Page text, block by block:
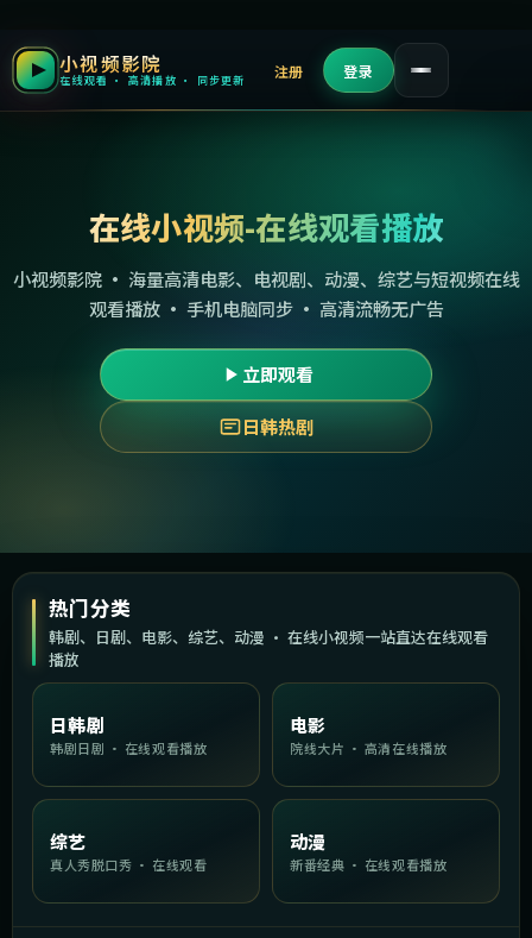
小视频影院
在线观看 · 高清播放 · 同步更新 注册 登录
在线小视频-在线观看播放
小视频影院 · 海量高清电影、电视剧、动漫、综艺与短视频在线
观看播放 · 手机电脑同步 · 高清流畅无广告
立即观看
日韩热剧
热门分类
韩剧、日剧、电影、综艺、动漫 · 在线小视频一站直达在线观看
播放
日韩剧
韩剧日剧 · 在线观看播放
电影
院线大片 · 高清在线播放
综艺
真人秀脱口秀 · 在线观看
动漫
新番经典 · 在线观看播放